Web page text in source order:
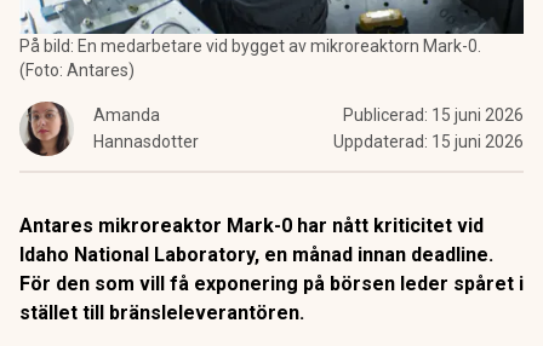
På bild: En medarbetare vid bygget av mikroreaktorn Mark-0.
(Foto: Antares)
Amanda
Hannasdotter
Publicerad: 15 juni 2026
Uppdaterad: 15 juni 2026
Antares mikroreaktor Mark-0 har nått kriticitet vid
Idaho National Laboratory, en månad innan deadline.
För den som vill få exponering på börsen leder spåret i
stället till bränsleleverantören.